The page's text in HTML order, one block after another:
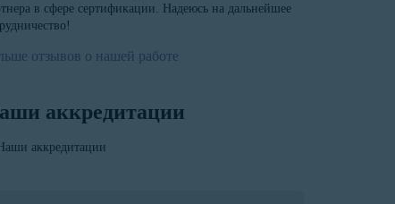
в сфере сертификации. Надеюсь на дальнейшее
отзывов о нашей работе
аккредитации